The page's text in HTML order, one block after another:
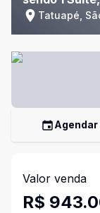
Tatuapé,
Valor venda
R$